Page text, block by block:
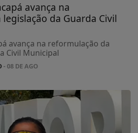
avança na
da Guarda Civil
avança na reformulação da
Civil Municipal
- 08 DE AGO